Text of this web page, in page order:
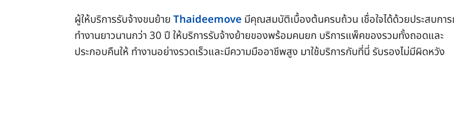
ผู้ให้บริการรับจ้างขนย้าย Thaideemove มีคุณสมบัติเบื้องต้นครบถ้วน เชื่อใจได้ด้วยประสบกา
ทำงานยาวนานกว่า 30 ปี ให้บริการรับจ้างย้ายของพร้อมคนยก บริการแพ็คของรวมทั้งถอดและ
ประกอบคืนให้ ทำงานอย่างรวดเร็วและมีความมืออาชีพสูง มาใช้บริการกับที่นี่ รับรองไม่มีผิดหวัง